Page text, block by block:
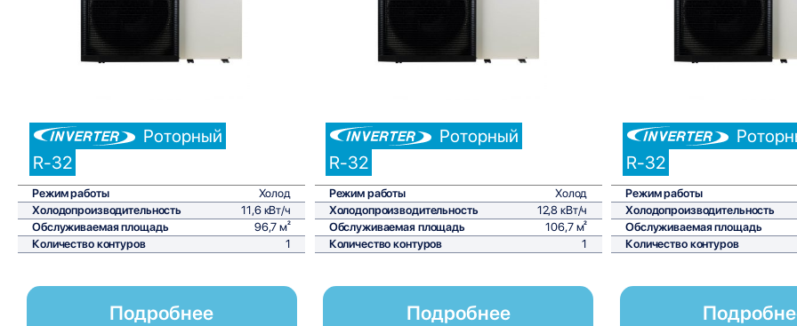
Роторный
R-32
Режим работы
Холод
Холодопроизводительность
11,6 кВт/ч
Обслуживаемая площадь
96,7 м²
Количество контуров
1
Подробнее
Роторный
R-32
Режим работы
Холод
Холодопроизводительность
12,8 кВт/ч
Обслуживаемая площадь
106,7 м²
Количество контуров
1
Подробнее
R-32
Режим работы
Холодопроизводительность
Обслуживаемая площадь
Количество контуров